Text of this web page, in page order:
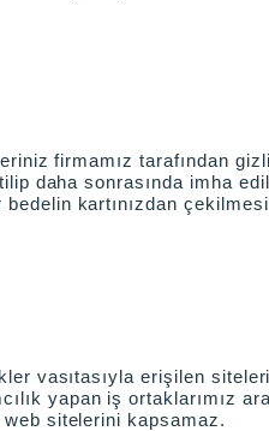
firmamız tarafından
daha sonrasında imha
bedelin kartınızdan
vasıtasıyla erişilen
yapan iş ortaklarımız
web sitelerini kapsamaz.